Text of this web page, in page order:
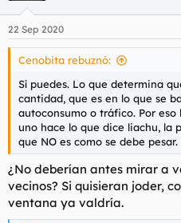
e
s
22 Sep 2020
Cenobita rebuznó:
Sí puedes. Lo que determina
cantidad, que es en lo que se
autoconsumo o tráfico. Por
uno hace lo que dice liachu, la
que NO es como se debe pesar.
¿No deberían antes mirar a
vecinos? Si quisieran joder,
ventana ya valdría.